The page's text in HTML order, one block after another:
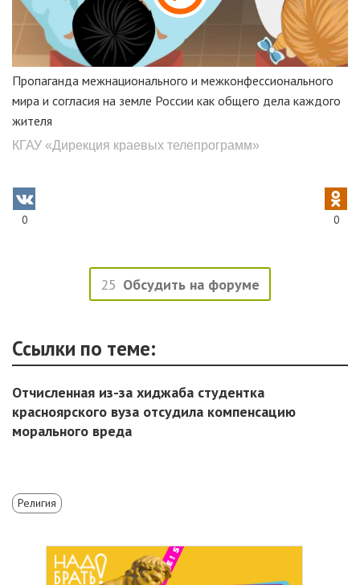
Пропаганда межнационального и межконфессионального
мира и согласия на земле России как общего дела каждого
жителя
КГАУ «Дирекция краевых телепрограмм»
0 0
25 Обсудить на форуме
Ссылки по теме:
Отчисленная из-за хиджаба студентка
красноярского вуза отсудила компенсацию
морального вреда
Религия